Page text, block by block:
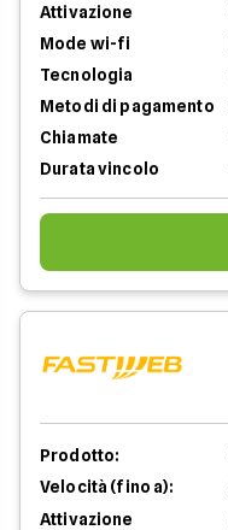
Attivazione
Mode wi-fi
Tecnologia
Metodi di pagamento
Chiamate
Durata vincolo
Prodotto:
Velocità (fino a):
Attivazione